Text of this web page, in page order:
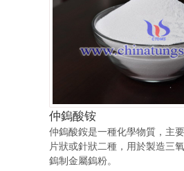
仲鎢酸铵
仲鎢酸銨是一種化學物質，主
片狀或針狀二種，用於製造三
鎢制金屬鎢粉。